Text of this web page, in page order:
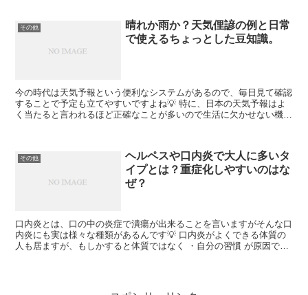
その他
晴れか雨か？天気俚諺の例と日常
で使えるちょっとした豆知識。
今の時代は天気予報という便利なシステムがあるので、毎日見て確認
することで予定も立てやすいですよね💡 特に、日本の天気予報はよ
く当たると言われるほど正確なことが多いので生活に欠かせない機能
その他
ヘルペスや口内炎で大人に多いタ
イプとは？重症化しやすいのはな
ぜ？
口内炎とは、口の中の炎症で潰瘍が出来ることを言いますがそんな口
内炎にも実は様々な種類があるんです💡 口内炎がよくできる体質の
人も居ますが、もしかすると体質ではなく ・自分の習慣 が原因で、